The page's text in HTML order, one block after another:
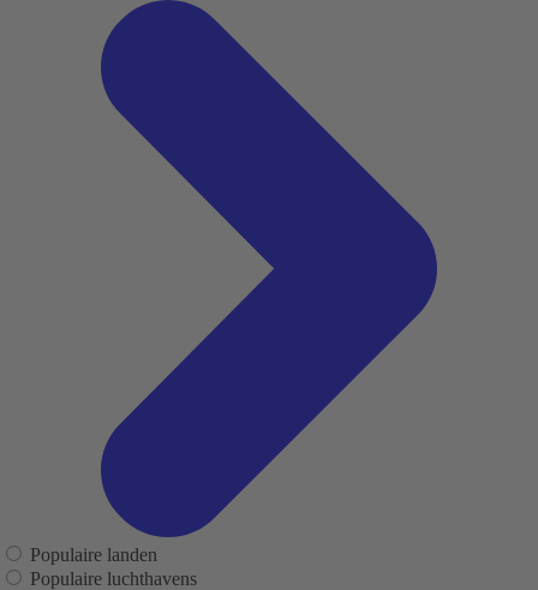
Populaire landen
Populaire luchthavens